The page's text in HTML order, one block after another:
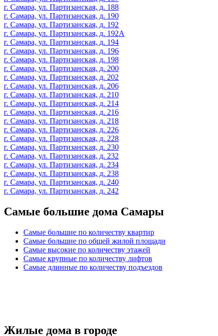
г. Самара, ул. Партизанская, д. 188
г. Самара, ул. Партизанская, д. 190
г. Самара, ул. Партизанская, д. 192
г. Самара, ул. Партизанская, д. 192А
г. Самара, ул. Партизанская, д. 194
г. Самара, ул. Партизанская, д. 196
г. Самара, ул. Партизанская, д. 198
г. Самара, ул. Партизанская, д. 200
г. Самара, ул. Партизанская, д. 202
г. Самара, ул. Партизанская, д. 206
г. Самара, ул. Партизанская, д. 210
г. Самара, ул. Партизанская, д. 214
г. Самара, ул. Партизанская, д. 216
г. Самара, ул. Партизанская, д. 218
г. Самара, ул. Партизанская, д. 226
г. Самара, ул. Партизанская, д. 228
г. Самара, ул. Партизанская, д. 230
г. Самара, ул. Партизанская, д. 232
г. Самара, ул. Партизанская, д. 234
г. Самара, ул. Партизанская, д. 238
г. Самара, ул. Партизанская, д. 240
г. Самара, ул. Партизанская, д. 242
Самые большие дома Самары
Самые большие по количеству квартир
Самые большие по общей жилой площади
Самые высокие по количеству этажей
Самые крупные по количеству лифтов
Самые длинные по количеству подъездов
Жилые дома в городе